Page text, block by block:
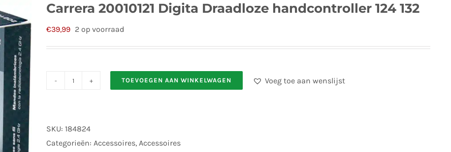
Carrera 20010121 Digita Draadloze handcontroller 124 132
€39,99 2 op voorraad
Draadloze
handcontroller
TOEVOEGEN AAN WINKELWAGEN Voeg toe aan wenslijst
SKU: 184824
Categorieën: Accessoires, Accessoires